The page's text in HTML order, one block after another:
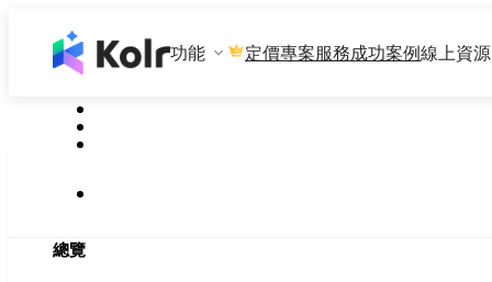
功能 定價專案服務成功案例線上資源
總覽